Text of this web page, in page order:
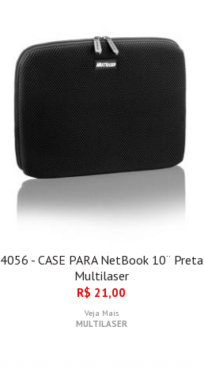
4056 - CASE PARA NetBook 10¨ Preta
Multilaser
R$ 21,00
Veja Mais
MULTILASER